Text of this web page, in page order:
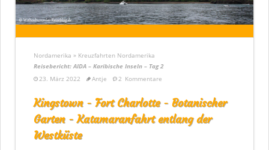
Nordamerika » Kreuzfahrten Nordamerika
Reisebericht: AIDA – Karibische Inseln – Tag 2
23. März 2022
Antje 2 Kommentare
Kingstown - Fort Charlotte - Botanischer
Garten - Katamaranfahrt entlang der
Westküste